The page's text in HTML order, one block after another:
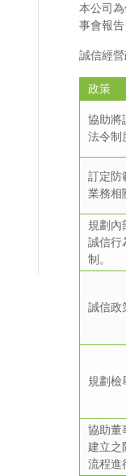
本公司
事會報告
誠信經
政策
協助將
法令制
訂定防
業務相
規劃內
誠信行
制。
誠信政
規劃檢
協助董
建立之
流程進